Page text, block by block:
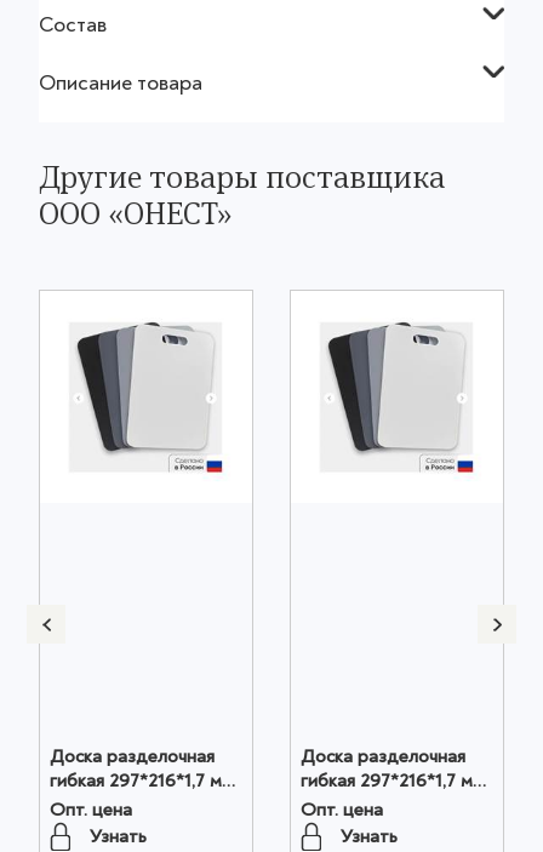
Состав
Описание товара
Другие товары поставщика
ООО «ОНЕСТ»
Доска разделочная
гибкая 297*216*1,7 мм
серый оптом
Опт. цена
Узнать
Доска разделочная
гибкая 297*216*1,7 мм
графит оптом
Опт. цена
Узнать